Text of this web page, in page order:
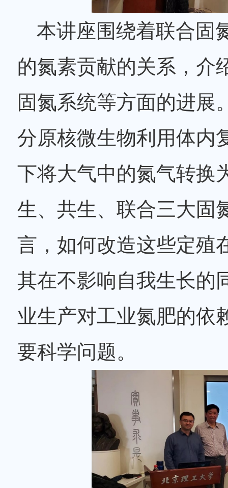
本讲座围绕着联合固
的氮素贡献的关系，介
固氮系统等方面的进展
分原核微生物利用体内
下将大气中的氮气转换
生、共生、联合三大固
言，如何改造这些定殖
其在不影响自我生长的
业生产对工业氮肥的依
要科学问题。